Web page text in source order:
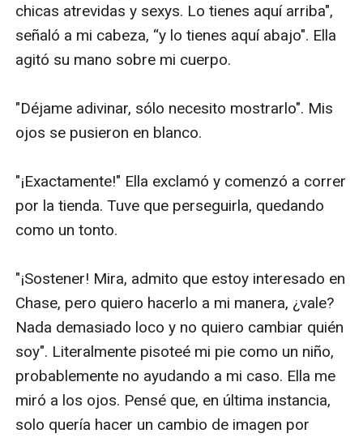
chicas atrevidas y sexys. Lo tienes aquí arriba",
señaló a mi cabeza, “y lo tienes aquí abajo". Ella
agitó su mano sobre mi cuerpo.
"Déjame adivinar, sólo necesito mostrarlo". Mis
ojos se pusieron en blanco.
"¡Exactamente!" Ella exclamó y comenzó a correr
por la tienda. Tuve que perseguirla, quedando
como un tonto.
"¡Sostener! Mira, admito que estoy interesado en
Chase, pero quiero hacerlo a mi manera, ¿vale?
Nada demasiado loco y no quiero cambiar quién
soy". Literalmente pisoteé mi pie como un niño,
probablemente no ayudando a mi caso. Ella me
miró a los ojos. Pensé que, en última instancia,
solo quería hacer un cambio de imagen por